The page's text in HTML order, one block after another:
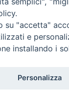
riservati -
su "accetta"
e
installando i
Personalizza